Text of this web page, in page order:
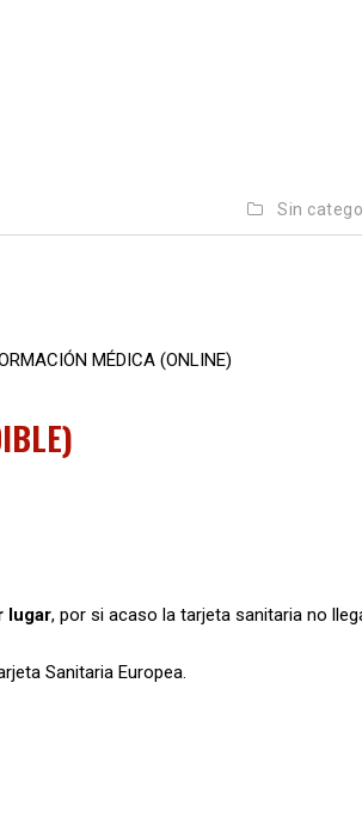
Sin
MÉDICA (ONLINE)
lugar, por si acaso la tarjeta sanitaria no
Sanitaria Europea.